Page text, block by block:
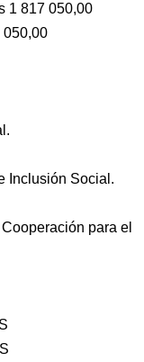
1 817 050,00
050,00
Inclusión Social.
para el